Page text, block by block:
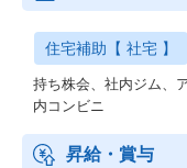
住宅補助【 社宅 】
持ち株会、社内ジム、
内コンビニ
昇給・賞与